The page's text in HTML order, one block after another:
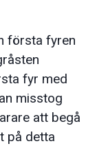
första fyren
fyr med
misstog
att begå
på detta